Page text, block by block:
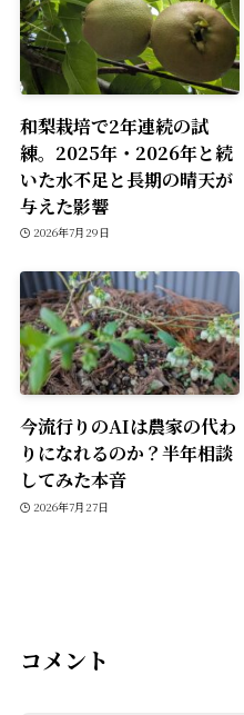
和梨栽培で2年連続の試
練。2025年・2026年と続
いた水不足と長期の晴天が
与えた影響
2026年7月29日
今流行りのAIは農家の代わ
りになれるのか？半年相談
してみた本音
2026年7月27日
コメント